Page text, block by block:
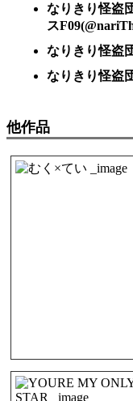
なりきり怪盗
ス
なりきり怪盗
なりきり怪盗
他作品